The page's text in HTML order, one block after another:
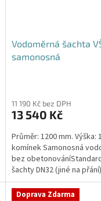
Vodoměrná šachta
samonosná
11 190 Kč bez DPH
13 540 Kč
Průměr: 1200 mm. Výška:
komínek Samonosná
bez
šachty DN32 (jiné na
14 dní. Český výrobek!...
Doprava Zdarma